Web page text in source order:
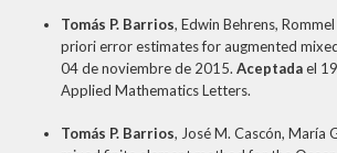
Tomás P. Barrios, Edwin Behrens,
priori error estimates for augmented
04 de noviembre de 2015. Aceptadael
Applied Mathematics Letters.
Tomás P. Barrios, José M. Cascón, María